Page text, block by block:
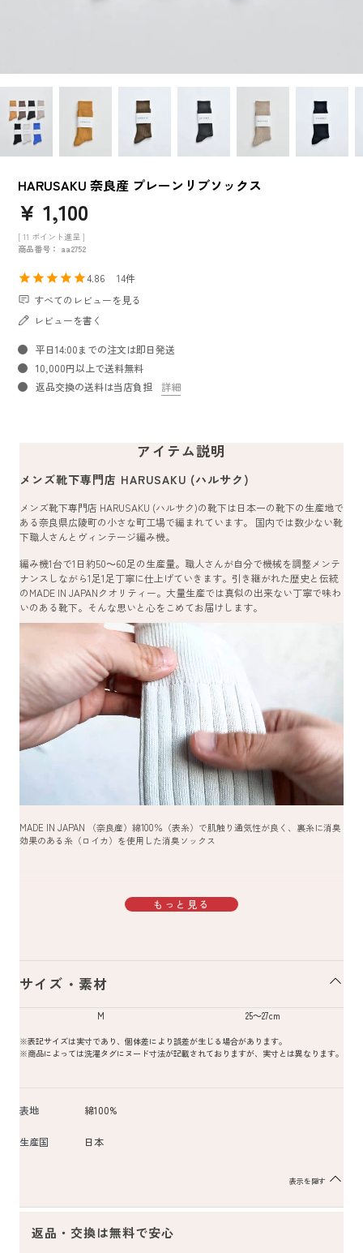
HARUSAKU 奈良産 プレーンリブソックス
¥ 1,100
[ 11 ポイント進呈 ]
商品番号
aa2752
4.86
14
すべてのレビューを見る
レビューを書く
平日14:00までの注文は即日発送
10,000円以上で送料無料
返品交換の送料は当店負担
詳細
アイテム説明
メンズ靴下専門店 HARUSAKU (ハルサク)
メンズ靴下専門店 HARUSAKU (ハルサク)の靴下は日本一の靴下の生産地で
ある奈良県広陵町の小さな町工場で編まれています。 国内では数少ない靴
下職人さんとヴィンテージ編み機。
編み機1台で1日約50～60足の生産量。職人さんが自分で機械を調整メンテ
ナンスしながら1足1足丁寧に仕上げていきます。引き継がれた歴史と伝統
のMADE IN JAPANクオリティー。大量生産では真似の出来ない丁寧で味わ
いのある靴下。そんな思いと心をこめてお届けします。
MADE IN JAPAN （奈良産）綿100％（表糸）で肌触り通気性が良く、裏糸に消臭
効果のある糸（ロイカ）を使用した消臭ソックス
もっと見る
サイズ・素材
M 25～27cm
※表記サイズは実寸であり、個体差により誤差が生じる場合があります。
※商品によっては洗濯タグにヌード寸法が記載されておりますが、実寸とは異なります。
表地 綿100%
生産国 日本
表示を隠す
返品・交換は無料で安心